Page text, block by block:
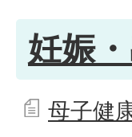
妊娠
母子健